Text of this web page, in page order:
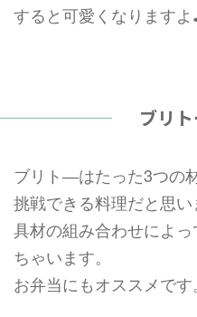
すると可愛くなります
ブリ
ブリト―はたった3つの
挑戦できる料理だと思い
具材の組み合わせによ
ちゃいます。
お弁当にもオススメです。